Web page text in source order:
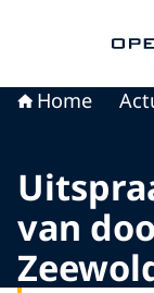
Home
van